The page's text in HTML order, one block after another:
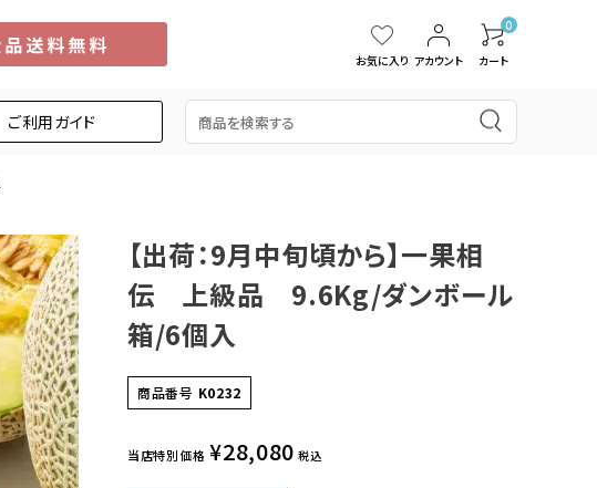
お気に入り アカウント
0
カート
スイカ
タンカン
ぶどう
ブルーベリー
10,001円～15,000円
15,001円～20,000円
近畿
中国・四国
ご利用ガイド
【出荷：9月中旬頃から】一果相
伝 上級品 9.6Kg/ダンボール
箱/6個入
商品番号 K0232
当店特別価格 ¥28,080 税込